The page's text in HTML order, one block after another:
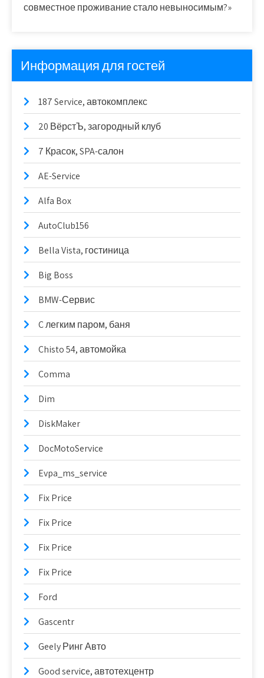
совместное проживание стало невыносимым?»
Информация для гостей
187 Service, автокомплекс
20 ВёрстЪ, загородный клуб
7 Красок, SPA-салон
AE-Service
Alfa Box
AutoClub156
Bella Vista, гостиница
Big Boss
BMW-Сервис
C легким паром, баня
Chisto 54, автомойка
Comma
Dim
DiskMaker
DocMotoService
Evpa_ms_service
Fix Price
Fix Price
Fix Price
Fix Price
Ford
Gascentr
Geely Ринг Авто
Good serviсe, автотехцентр